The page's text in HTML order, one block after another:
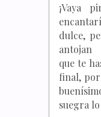
¡Vaya
dulce,
antojan
que te
final,
suegra